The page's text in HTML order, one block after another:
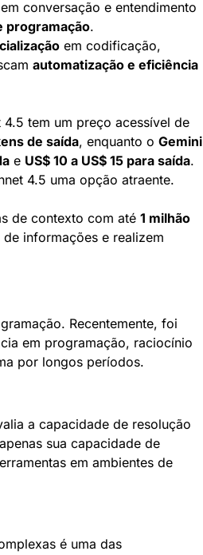
conversação e entendimento
programação.
em codificação,
automatização e eficiência
de saída, enquanto o Gemini
e US$ 10 a US$ 15 para saída.
4.5 uma opção atraente.
de contexto com até 1 milhão
informações e realizem
Recentemente, foi
em programação, raciocínio
por longos períodos.
a capacidade de resolução
sua capacidade de
em ambientes de
é uma das